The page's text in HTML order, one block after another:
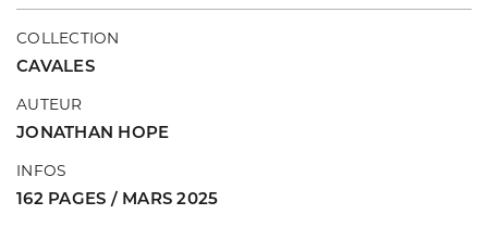
COLLECTION
CAVALES
AUTEUR
JONATHAN HOPE
INFOS
162 PAGES / MARS 2025